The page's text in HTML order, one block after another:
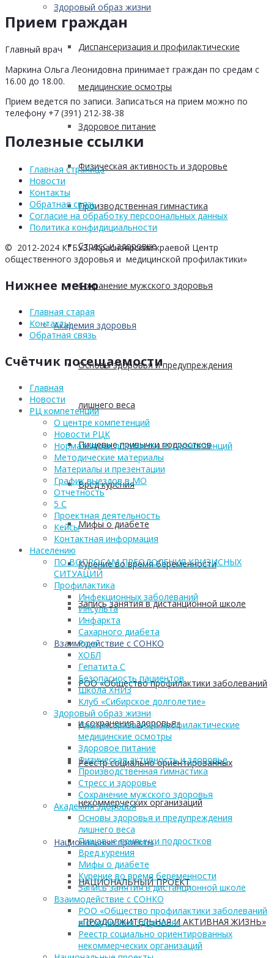
Здоровый образ жизни
Диспансеризация и профилактические
медицинские осмотры
Здоровое питание
Физическая активность и здоровье
Производственная гимнастика
Стресс и здоровье
Сохранение мужского здоровья
Академия здоровья
Основы здоровья и предупреждения
лишнего веса
Пищевые привычки подростков
Вред курения
Мифы о диабете
Курение во время беременности
Запись занятия в дистанционной школе
Взаимодействие с СОНКО
РОО «Общество профилактики заболеваний
и сохранения здоровья»
Реестр социально ориентированных
некоммерческих организаций
Национальные проекты
НАЦИОНАЛЬНЫЙ ПРОЕКТ
«ПРОДОЛЖИТЕЛЬНАЯ И АКТИВНАЯ ЖИЗНЬ»
Прием граждан
Главный врач
Маркина Ольга Леонидовна принимает граждан по средам с
16.00 до 18.00.
Прием ведется по записи. Записаться на прием можно по
телефону +7 (391) 212-38-38
Полезные ссылки
Главная страница
Новости
Контакты
Обратная связь
Согласие на обработку персоональных данных
Политика конфидициальности
© 2012-2024 КГБУЗ «Красноярский краевой Центр
общественного здоровья и медицинской профилактики»
Нижнее меню
Главная старая
Контакты
Обратная связь
Счётчик посещаемости
Главная
Новости
РЦ компетенций
О центре компетенций
Новости РЦК
Нормативные документы РЦ компетенций
Методические материалы
Материалы и презентации
График выездов в МО
Отчетность
5 С
Проектная деятельность
Кейсы
Контактная информация
Населению
ПО ВОПРОСАМ ПРЕОДОЛЕНИЯ КРИЗИСНЫХ
СИТУАЦИЙ
Профилактика
Инфекционных заболеваний
Инсульта
Инфаркта
Сахарного диабета
Рака
ХОБЛ
Гепатита С
Безопасность пациентов
Школа ХНИЗ
Клуб «Сибирское долголетие»
Здоровый образ жизни
Диспансеризация и профилактические
медицинские осмотры
Здоровое питание
Физическая активность и здоровье
Производственная гимнастика
Стресс и здоровье
Сохранение мужского здоровья
Академия здоровья
Основы здоровья и предупреждения
лишнего веса
Пищевые привычки подростков
Вред курения
Мифы о диабете
Курение во время беременности
Запись занятия в дистанционной школе
Взаимодействие с СОНКО
РОО «Общество профилактики заболеваний
и сохранения здоровья»
Реестр социально ориентированных
некоммерческих организаций